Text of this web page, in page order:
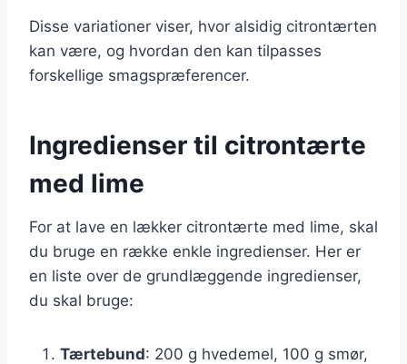
Disse variationer viser, hvor alsidig citrontærten
kan være, og hvordan den kan tilpasses
forskellige smagspræferencer.
Ingredienser til citrontærte
med lime
For at lave en lækker citrontærte med lime, skal
du bruge en række enkle ingredienser. Her er
en liste over de grundlæggende ingredienser,
du skal bruge:
Tærtebund: 200 g hvedemel, 100 g smør,